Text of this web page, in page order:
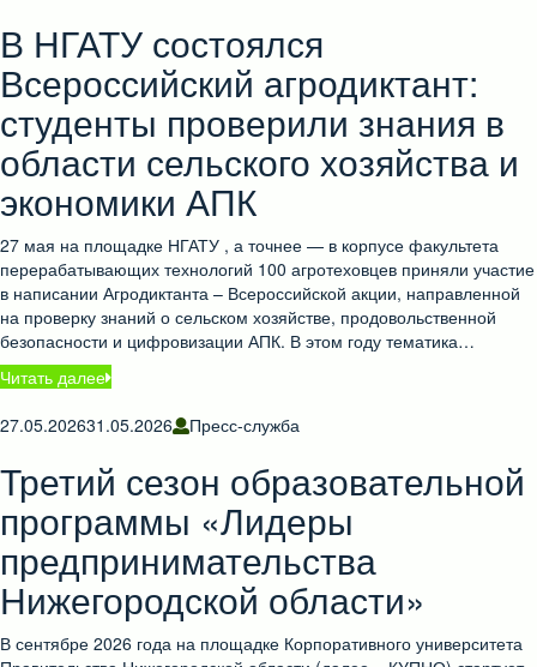
В НГАТУ состоялся
Всероссийский агродиктант:
студенты проверили знания в
области сельского хозяйства и
экономики АПК
27 мая на площадке НГАТУ , а точнее — в корпусе факультета
перерабатывающих технологий 100 агротеховцев приняли участие
в написании Агродиктанта – Всероссийской акции, направленной
на проверку знаний о сельском хозяйстве, продовольственной
безопасности и цифровизации АПК. В этом году тематика…
Читать далее
27.05.202631.05.2026 Пресс-служба
Третий сезон образовательной
программы «Лидеры
предпринимательства
Нижегородской области»
В сентябре 2026 года на площадке Корпоративного университета